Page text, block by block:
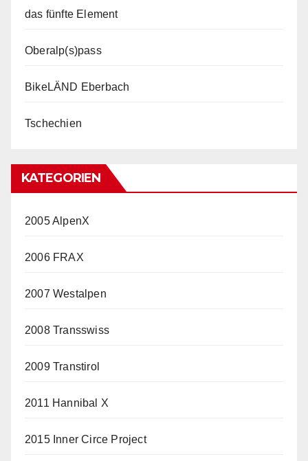
das fünfte Element
Oberalp(s)pass
BikeLÄND Eberbach
Tschechien
KATEGORIEN
2005 AlpenX
2006 FRAX
2007 Westalpen
2008 Transswiss
2009 Transtirol
2011 Hannibal X
2015 Inner Circe Project